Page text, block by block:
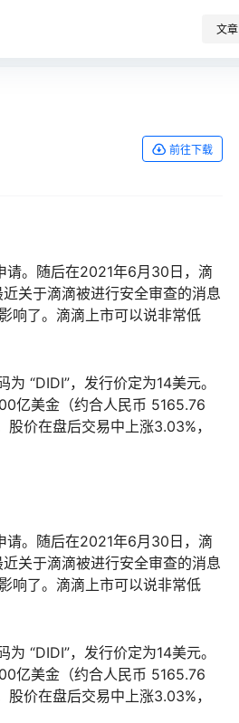
文章
前往下载
请。随后在2021年6月30日，滴
关于滴滴被进行安全审查的消息
响了。滴滴上市可以说非常低
“DIDI”，发行价定为14美元。
亿美金（约合人民币 5165.76
价在盘后交易中上涨3.03%，
请。随后在2021年6月30日，滴
关于滴滴被进行安全审查的消息
响了。滴滴上市可以说非常低
“DIDI”，发行价定为14美元。
亿美金（约合人民币 5165.76
价在盘后交易中上涨3.03%，